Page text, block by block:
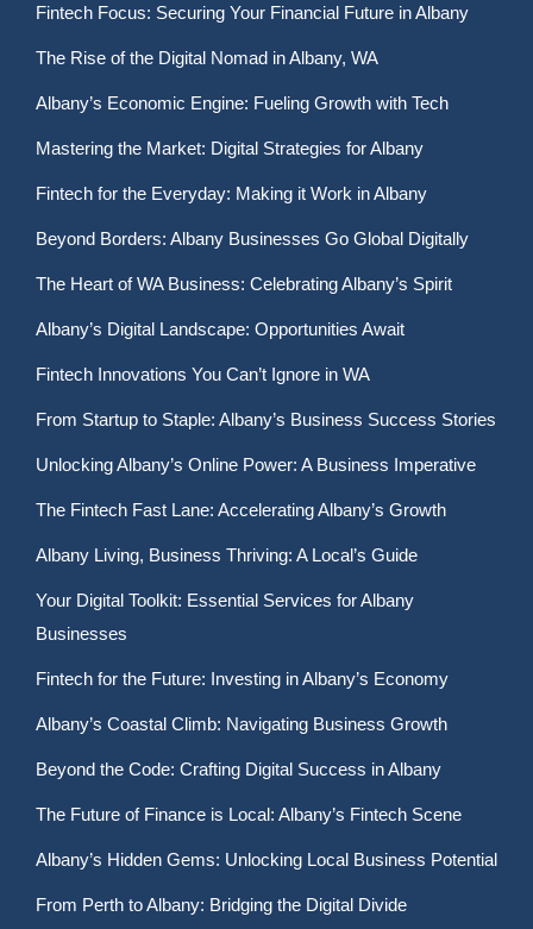
Fintech Focus: Securing Your Financial Future in Albany
The Rise of the Digital Nomad in Albany, WA
Albany’s Economic Engine: Fueling Growth with Tech
Mastering the Market: Digital Strategies for Albany
Fintech for the Everyday: Making it Work in Albany
Beyond Borders: Albany Businesses Go Global Digitally
The Heart of WA Business: Celebrating Albany’s Spirit
Albany’s Digital Landscape: Opportunities Await
Fintech Innovations You Can’t Ignore in WA
From Startup to Staple: Albany’s Business Success Stories
Unlocking Albany’s Online Power: A Business Imperative
The Fintech Fast Lane: Accelerating Albany’s Growth
Albany Living, Business Thriving: A Local’s Guide
Your Digital Toolkit: Essential Services for Albany
Businesses
Fintech for the Future: Investing in Albany’s Economy
Albany’s Coastal Climb: Navigating Business Growth
Beyond the Code: Crafting Digital Success in Albany
The Future of Finance is Local: Albany’s Fintech Scene
Albany’s Hidden Gems: Unlocking Local Business Potential
From Perth to Albany: Bridging the Digital Divide